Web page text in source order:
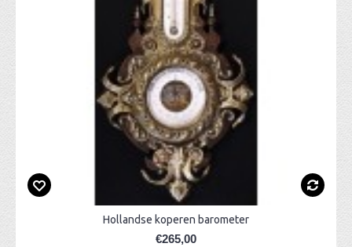
Hollandse koperen barometer
€265,00